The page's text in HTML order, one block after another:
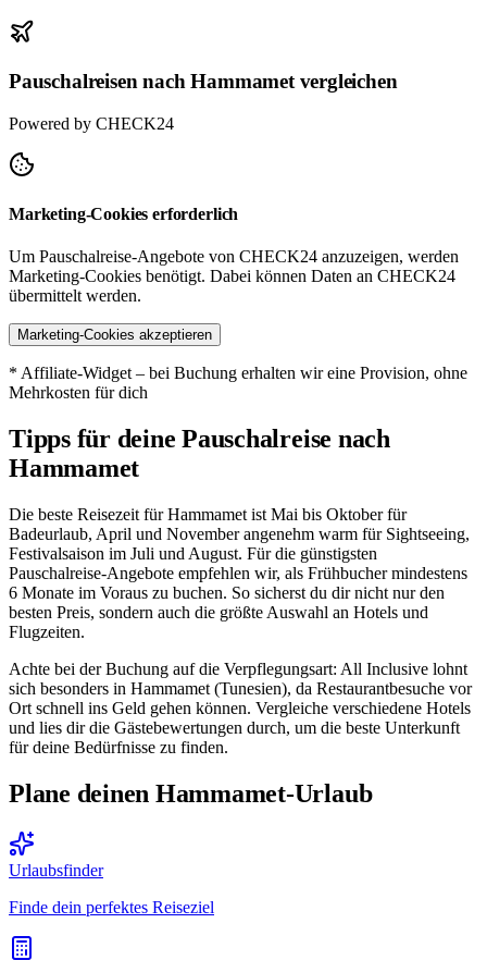
Pauschalreisen nach Hammamet vergleichen
Powered by CHECK24
Marketing-Cookies erforderlich
Um Pauschalreise-Angebote von CHECK24 anzuzeigen, werden
Marketing-Cookies benötigt. Dabei können Daten an CHECK24
übermittelt werden.
Marketing-Cookies akzeptieren
* Affiliate-Widget – bei Buchung erhalten wir eine Provision, ohne
Mehrkosten für dich
Tipps für deine Pauschalreise nach
Hammamet
Die beste Reisezeit für Hammamet ist Mai bis Oktober für
Badeurlaub, April und November angenehm warm für Sightseeing,
Festivalsaison im Juli und August. Für die günstigsten
Pauschalreise-Angebote empfehlen wir, als Frühbucher mindestens
6 Monate im Voraus zu buchen. So sicherst du dir nicht nur den
besten Preis, sondern auch die größte Auswahl an Hotels und
Flugzeiten.
Achte bei der Buchung auf die Verpflegungsart: All Inclusive lohnt
sich besonders in Hammamet (Tunesien), da Restaurantbesuche vor
Ort schnell ins Geld gehen können. Vergleiche verschiedene Hotels
und lies dir die Gästebewertungen durch, um die beste Unterkunft
für deine Bedürfnisse zu finden.
Plane deinen Hammamet-Urlaub
Urlaubsfinder
Finde dein perfektes Reiseziel